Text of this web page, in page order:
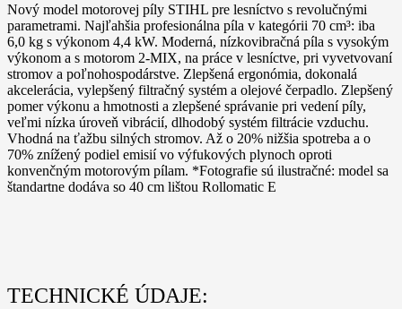
Nový model motorovej píly STIHL pre lesníctvo s revolučnými
parametrami. Najľahšia profesionálna píla v kategórii 70 cm³: iba
6,0 kg s výkonom 4,4 kW. Moderná, nízkovibračná píla s vysokým
výkonom a s motorom 2-MIX, na práce v lesníctve, pri vyvetvovaní
stromov a poľnohospodárstve. Zlepšená ergonómia, dokonalá
akcelerácia, vylepšený filtračný systém a olejové čerpadlo. Zlepšený
pomer výkonu a hmotnosti a zlepšené správanie pri vedení píly,
veľmi nízka úroveň vibrácií, dlhodobý systém filtrácie vzduchu.
Vhodná na ťažbu silných stromov. Až o 20% nižšia spotreba a o
70% znížený podiel emisií vo výfukových plynoch oproti
konvenčným motorovým pílam. *Fotografie sú ilustračné: model sa
štandartne dodáva so 40 cm lištou Rollomatic E
TECHNICKÉ ÚDAJE: